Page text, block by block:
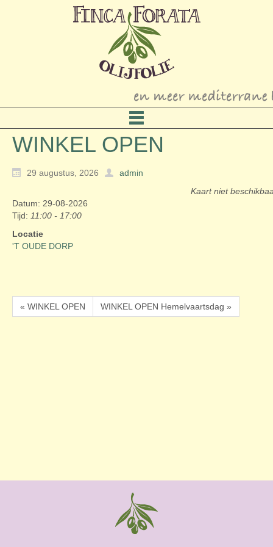
WINKEL OPEN
29 augustus, 2026
admin
Kaart niet
Datum: 29-08-2026
Tijd: 11:00 - 17:00
Locatie
'T OUDE DORP
« WINKEL OPEN WINKEL OPEN Hemelvaartsdag »